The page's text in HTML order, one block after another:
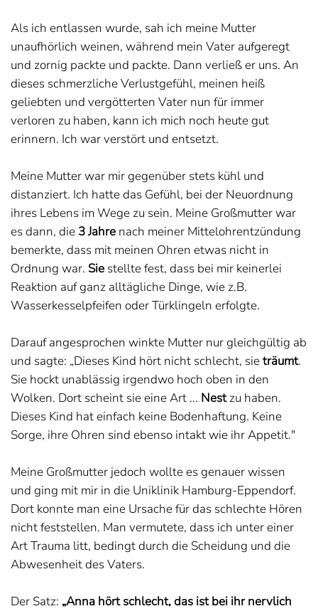
Als ich entlassen wurde, sah ich meine Mutter
unaufhörlich weinen, während mein Vater aufgeregt
und zornig packte und packte. Dann verließ er uns. An
dieses schmerzliche Verlustgefühl, meinen heiß
geliebten und vergötterten Vater nun für immer
verloren zu haben, kann ich mich noch heute gut
erinnern. Ich war verstört und entsetzt.
Meine Mutter war mir gegenüber stets kühl und
distanziert. Ich hatte das Gefühl, bei der Neuordnung
ihres Lebens im Wege zu sein. Meine Großmutter war
es dann, die 3 Jahre nach meiner Mittelohrentzündung
bemerkte, dass mit meinen Ohren etwas nicht in
Ordnung war. Sie stellte fest, dass bei mir keinerlei
Reaktion auf ganz alltägliche Dinge, wie z.B.
Wasserkesselpfeifen oder Türklingeln erfolgte.
Darauf angesprochen winkte Mutter nur gleichgültig ab
und sagte: „Dieses Kind hört nicht schlecht, sieträumt.
Sie hockt unablässig irgendwo hoch oben in den
Wolken. Dort scheint sie eine Art ... Nestzu haben.
Dieses Kind hat einfach keine Bodenhaftung. Keine
Sorge, ihre Ohren sind ebenso intakt wie ihr Appetit."
Meine Großmutter jedoch wollte es genauer wissen
und ging mit mir in die Uniklinik Hamburg-Eppendorf.
Dort konnte man eine Ursache für das schlechte Hören
nicht feststellen. Man vermutete, dass ich unter einer
Art Trauma litt, bedingt durch die Scheidung und die
Abwesenheit des Vaters.
Der Satz: „Anna hört schlecht, das ist bei ihr nervlich